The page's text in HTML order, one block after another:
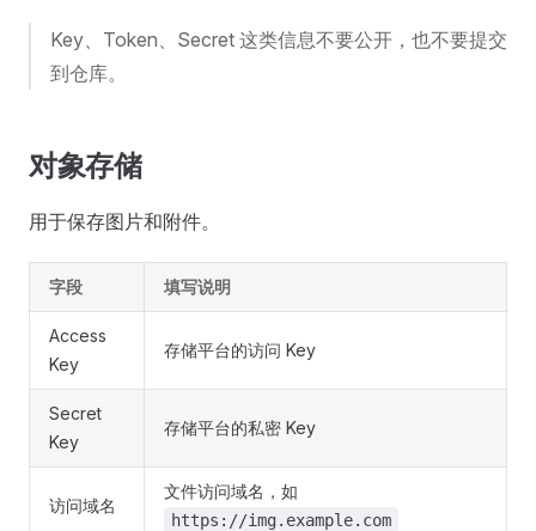
Key、Token、Secret 这类信息不要公开，也不要提交
到仓库。
对象存储
用于保存图片和附件。
字段 填写说明
Access
Key
存储平台的访问 Key
Secret
Key
存储平台的私密 Key
访问域名
文件访问域名，如
https://img.example.com